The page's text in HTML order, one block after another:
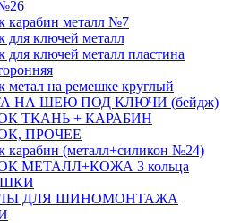
карабин металл №7
для ключей металл
для ключей металл пластина
метал на ремешке круглый
НА ШЕЮ ПОД КЛЮЧИ (бейдж)
ТКАНЬ + КАРАБИН
ПРОЧЕЕ
карабин (металл+силикон №24)
МЕТАЛЛ+КОЖА 3 кольца
ДЛЯ ШИНОМОНТАЖА